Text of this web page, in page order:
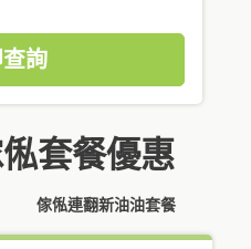
詢
套餐優惠
傢俬連翻新油油套餐